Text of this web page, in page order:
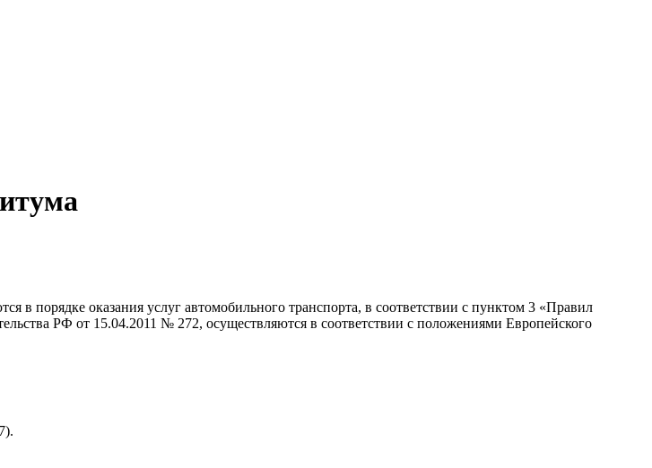
в порядке оказания услуг автомобильного транспорта, в соответствии с пунктом 3 «Правил
РФ от 15.04.2011 № 272, осуществляются в соответствии с положениями Европейского